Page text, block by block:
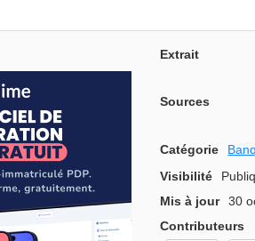
Extrait
Sources
Catégorie
Visibilité
Mis à jour
30
Contributeurs